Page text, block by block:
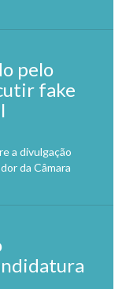
pelo
fake
a divulgação
da Câmara